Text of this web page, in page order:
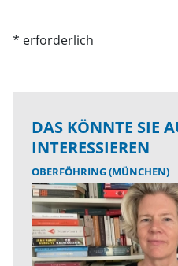
* erforderlich
DAS KÖNNTE SIE
INTERESSIEREN
OBERFÖHRING (MÜNCHEN)